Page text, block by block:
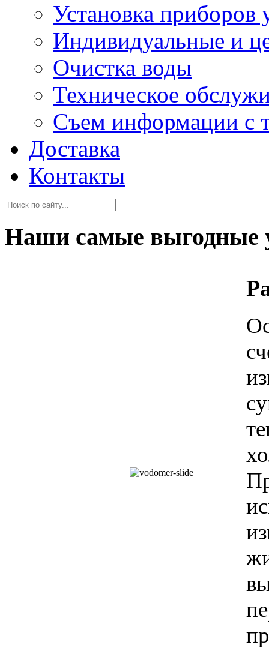
Установка приборов
Индивидуальные и
Очистка воды
Техническое
Съем информации с
Доставка
Контакты
Наши самые выгодные